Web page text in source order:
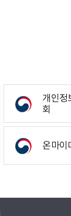
개인정
회
온마이